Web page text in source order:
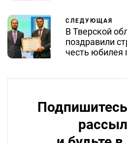
СЛЕДУЮЩАЯ
В Тверской
поздравили
честь юбилея